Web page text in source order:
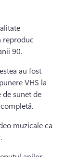
reproduc
90.
au fost
VHS la
sunet de
muzicale ca